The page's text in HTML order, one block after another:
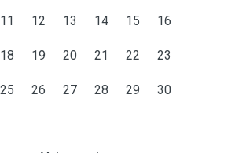
11 12 13 14 15 16
18 19 20 21 22 23
25 26 27 28 29 30